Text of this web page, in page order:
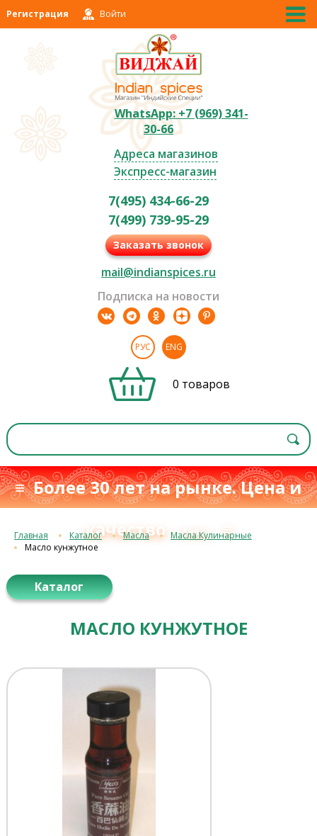
Регистрация Войти
WhatsApp: +7 (969) 341-
30-66
Адреса магазинов
Экспресс-магазин
7(495) 434-66-29
7(499) 739-95-29
Заказать звонок
mail@indianspices.ru
Подписка на новости
РУС ENG
0 товаров
≡ Более 30 лет на рынке. Цена и
качествос 1993 г.≡
Главная Каталог Масла
Масла Кулинарные
Масло кунжутное
Каталог
МАСЛО КУНЖУТНОЕ